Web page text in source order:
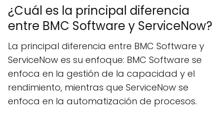
¿Cuál es la principal diferencia
entre BMC Software y ServiceNow?
La principal diferencia entre BMC Software y
ServiceNow es su enfoque: BMC Software se
enfoca en la gestión de la capacidad y el
rendimiento, mientras que ServiceNow se
enfoca en la automatización de procesos.